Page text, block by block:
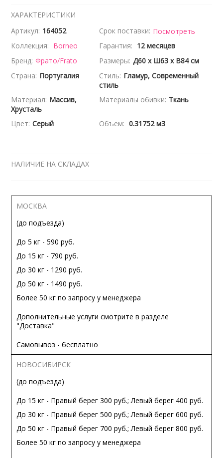
ХАРАКТЕРИСТИКИ
Артикул: 164052 Срок поставки: Посмотреть
Коллекция: Borneo Гарантия: 12 месяцев
Бренд: Фрато/Frato Размеры: Д60 x Ш63 x В84 см
Страна: Португалия Стиль: Гламур, Современный
стиль
Материал: Массив,
Хрусталь
Материалы обивки: Ткань
Цвет: Серый Объем: 0.31752 м3
НАЛИЧИЕ НА СКЛАДАХ
МОСКВА
(до подъезда)
До 5 кг - 590 руб.
До 15 кг - 790 руб.
До 30 кг - 1290 руб.
До 50 кг - 1490 руб.
Более 50 кг по запросу у менеджера
Дополнительные услуги смотрите в разделе
"Доставка"
Самовывоз - бесплатно
НОВОСИБИРСК
(до подъезда)
До 15 кг - Правый берег 300 руб.; Левый берег 400 руб.
До 30 кг - Правый берег 500 руб.; Левый берег 600 руб.
До 50 кг - Правый берег 700 руб.; Левый берег 800 руб.
Более 50 кг по запросу у менеджера